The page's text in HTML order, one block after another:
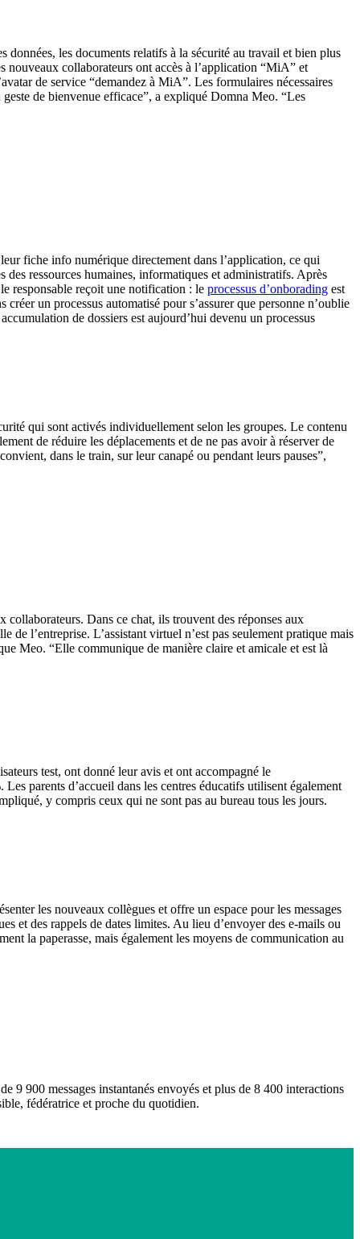
les documents relatifs à la sécurité au travail et bien plus
nouveaux collaborateurs ont accès à l’application “MiA” et
de service “demandez à MiA”. Les formulaires nécessaires
de bienvenue efficace”, a expliqué Domna Meo. “Les
fiche info numérique directement dans l’application, ce qui
des ressources humaines, informatiques et administratifs. Après
responsable reçoit une notification : le processus d’onborading est
un processus automatisé pour s’assurer que personne n’oublie
de dossiers est aujourd’hui devenu un processus
qui sont activés individuellement selon les groupes. Le contenu
de réduire les déplacements et de ne pas avoir à réserver de
dans le train, sur leur canapé ou pendant leurs pauses”,
Dans ce chat, ils trouvent des réponses aux
de l’entreprise. L’assistant virtuel n’est pas seulement pratique mais
Meo. “Elle communique de manière claire et amicale et est là
test, ont donné leur avis et ont accompagné le
parents d’accueil dans les centres éducatifs utilisent également
y compris ceux qui ne sont pas au bureau tous les jours.
les nouveaux collègues et offre un espace pour les messages
et des rappels de dates limites. Au lieu d’envoyer des e-mails ou
la paperasse, mais également les moyens de communication au
9 900 messages instantanés envoyés et plus de 8 400 interactions
fédératrice et proche du quotidien.